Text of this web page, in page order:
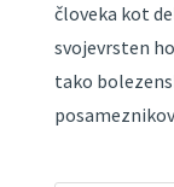
človeka kot
svojevrsten
tako